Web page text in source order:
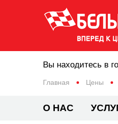
Главная Цены
Вы находитесь в
О НАС